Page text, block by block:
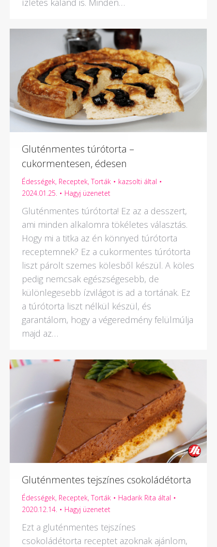
ízletes kaland is. Minden…
Gluténmentes túrótorta –
cukormentesen, édesen
Édességek, Receptek,Torták kazsolti által
2024.01.25.
Hagyj üzenetet
Gluténmentes túrótorta! Ez az a desszert,
ami minden alkalomra tökéletes választás.
Hogy mi a titka az én könnyed túrótorta
receptemnek? Ez a cukormentes túrótorta
liszt párolt szemes kölesből készül. A köles
pedig nemcsak egészségesebb, de
különlegesebb ízvilágot is ad a tortának. Ez
a túrótorta liszt nélkül készül, és
garantálom, hogy a végeredmény felülmúlja
majd az…
Gluténmentes tejszínes csokoládétorta
Édességek, Receptek,Torták Hadarik Rita által
2020.12.14.
Hagyj üzenetet
Ezt a gluténmentes tejszínes
csokoládétorta receptet azoknak ajánlom,